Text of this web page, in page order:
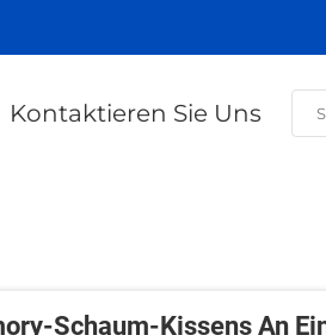
Kontaktieren Sie Uns
Schaum-Kissens An